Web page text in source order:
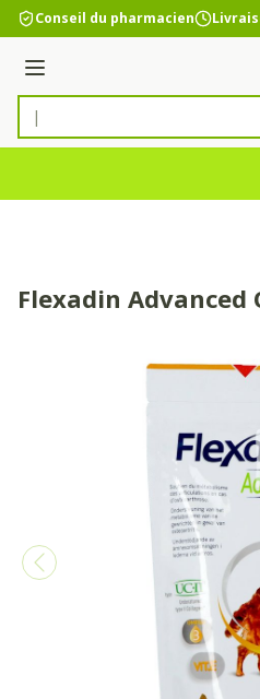
Aller au contenu
Conseil du pharmacien
Menu
Rechercher
Flexadin Advanced